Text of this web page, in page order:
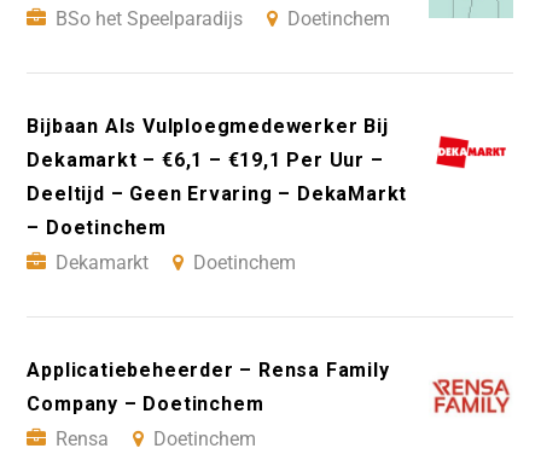
BSo het Speelparadijs
Doetinchem
Bijbaan Als Vulploegmedewerker Bij
Dekamarkt – €6,1 – €19,1 Per Uur –
Deeltijd – Geen Ervaring – DekaMarkt
– Doetinchem
Dekamarkt
Doetinchem
Applicatiebeheerder – Rensa Family
Company – Doetinchem
Rensa
Doetinchem